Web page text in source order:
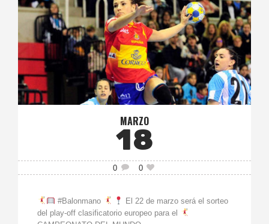
MARZO
18
0 0
#Balonmano
El 22 de marzo será el sorteo
del play-off clasificatorio europeo para el